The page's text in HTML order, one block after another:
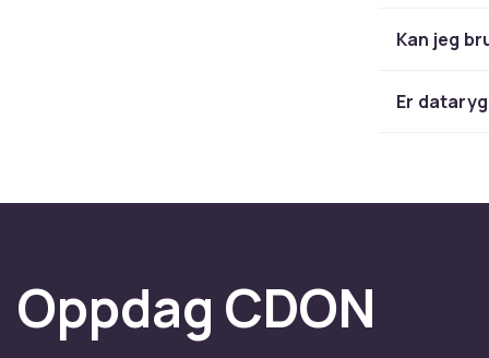
orden og
For
Kan jeg
Er
Oppdag CDON